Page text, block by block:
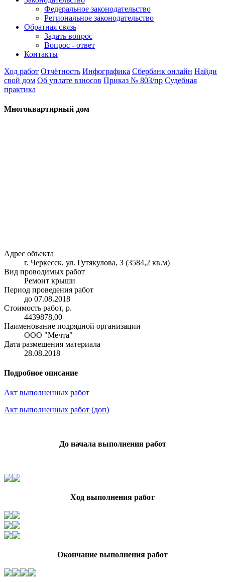
Федеральное законодательство
Региональное законодательство
Обратная связь
Задать вопрос
Вопрос - ответ
Контакты
Ход работ Отчётность Инфографика Сбербанк онлайн Найди
свой дом Об уплате взносов Приказ № 803/пр Судебная
практика
Многоквартирный дом
Адрес объекта
г. Черкесск, ул. Гутякулова, 3 (3584,2 кв.м)
Вид проводимых работ
Ремонт крыши
Период проведения работ
до 07.08.2018
Стоимость работ, р.
4439878,00
Наименование подрядной организации
ООО "Мечта"
Дата размещения материала
28.08.2018
Подробное описание
Акт выполненных работ
Акт выполненных работ (доп)
До начала выполнения работ
Ход выполнения работ
Окончание выполнения работ